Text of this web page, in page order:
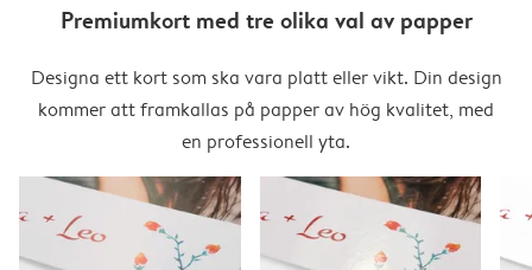
Premiumkort med tre olika val av papper
Designa ett kort som ska vara platt eller vikt. Din design
kommer att framkallas på papper av hög kvalitet, med
en professionell yta.